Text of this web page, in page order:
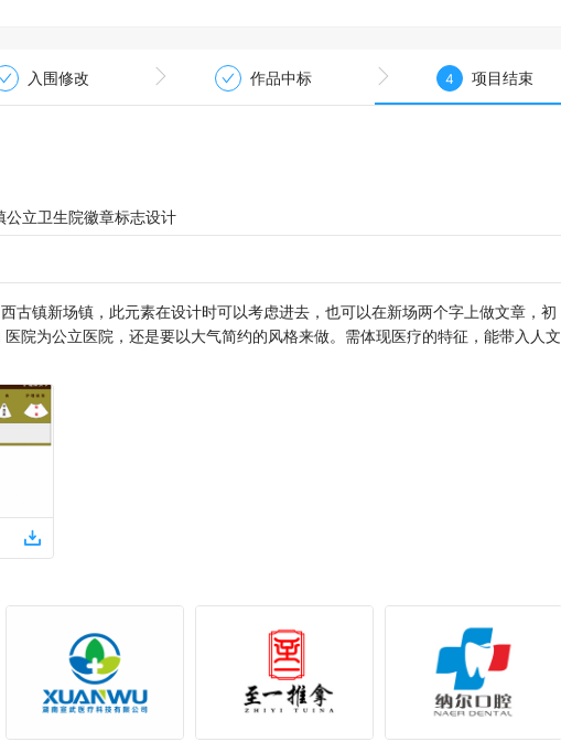
入围修改 作品中标 4 项目结束
公立卫生院徽章标志设计
古镇新场镇，此元素在设计时可以考虑进去，也可以在新场两个字上做文章，初
院为公立医院，还是要以大气简约的风格来做。需体现医疗的特征，能带入人文